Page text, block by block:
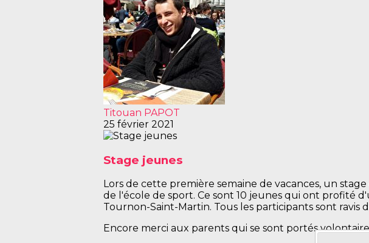
Titouan PAPOT
25 février 2021
Stage jeunes
Lors de cette première semaine de vacances, un
de l'école de sport. Ce sont 10 jeunes qui ont profité
Tournon-Saint-Martin. Tous les participants sont
Encore merci aux parents qui se sont portés